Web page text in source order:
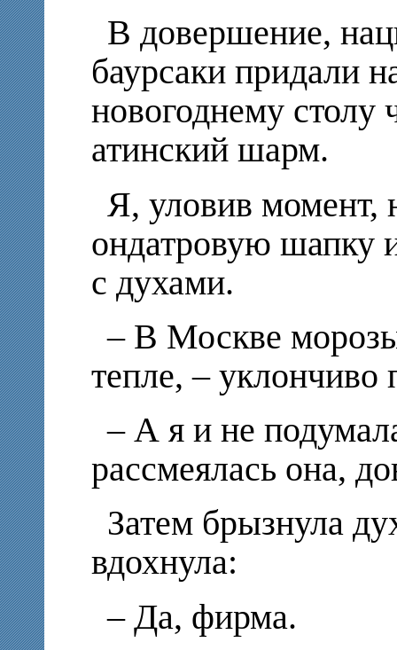
В довершение,
баурсаки придали
новогоднему столу
атинский шарм.
Я, уловив момент,
ондатровую шапку
с духами.
– В Москве
тепле, – уклончиво
– А я и не
рассмеялась она,
Затем брызнула
вдохнула:
– Да, фирма.